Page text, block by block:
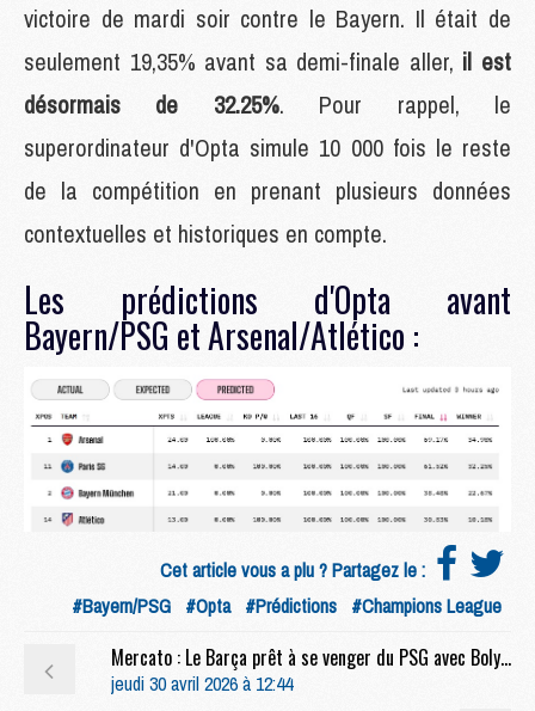
victoire de mardi soir contre le Bayern. Il était de
seulement 19,35% avant sa demi-finale aller, il est
désormais de 32.25%. Pour rappel, le
superordinateur d'Opta simule 10 000 fois le reste
de la compétition en prenant plusieurs données
contextuelles et historiques en compte.
Les prédictions d'Opta avant
Bayern/PSG et Arsenal/Atlético :
Cet article vous a plu ? Partagez le :
#Bayern/PSG #Opta #Prédictions #Champions League
Mercato : Le Barça prêt à se venger du PSG avec Boly ?
jeudi 30 avril 2026 à 12:44